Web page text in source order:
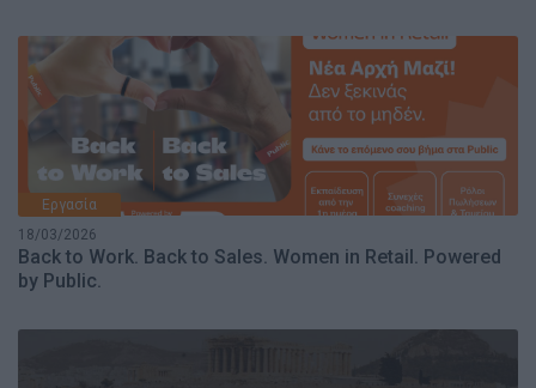
Εργασία
18/03/2026
Back to Work. Back to Sales. Women in Retail. Powered
by Public.